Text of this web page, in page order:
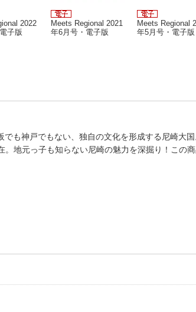
2022
子版
Meets Regional 2021
年6月号・電子版
Meets Regional
年5月号・電子版
も神戸でもない、独自の文化を形成する尼崎大
地元っ子も知らない尼崎の魅力を深掘り！この